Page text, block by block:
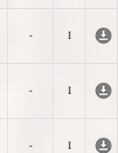
-
I
-
I
-
I